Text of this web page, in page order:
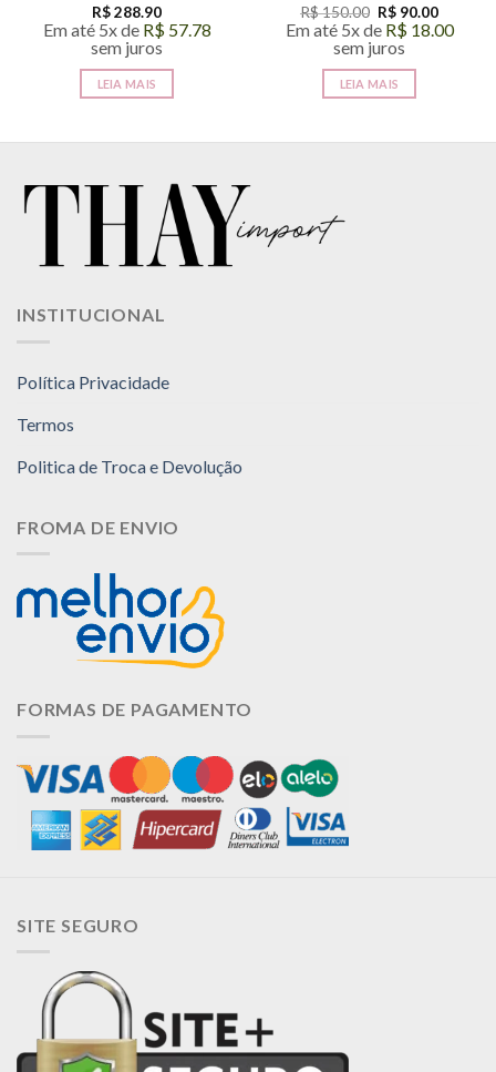
R$288.90
Em até 5x de R$57.78
sem juros
LEIA MAIS
Avaliação
5.00de 5
R$150.00 O
preço
original
era:
R$ 150.00.
R$ 90.00O
preço
atual
Em até 5x de R$18.00
sem juros
LEIA MAIS
INSTITUCIONAL
Política Privacidade
Termos
Politica de Troca e Devolução
FROMA DE ENVIO
FORMAS DE PAGAMENTO
SITE SEGURO